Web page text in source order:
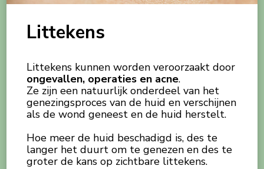
Littekens
Littekens kunnen worden veroorzaakt door
ongevallen, operaties en acne.
Ze zijn een natuurlijk onderdeel van het
genezingsproces van de huid en verschijnen
als de wond geneest en de huid herstelt.
Hoe meer de huid beschadigd is, des te
langer het duurt om te genezen en des te
groter de kans op zichtbare littekens.